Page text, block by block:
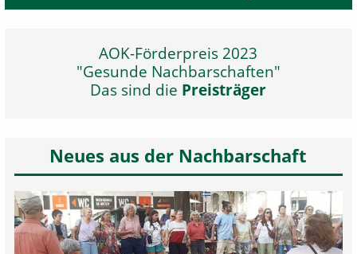
AOK-Förderpreis 2023
"Gesunde Nachbarschaften"
Das sind die Preisträger
Neues aus der Nachbarschaft